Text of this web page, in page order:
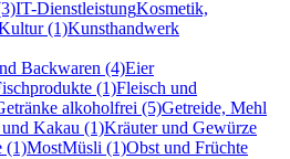
IT-DienstleistungKosmetik,
(1)Kunsthandwerk
Backwaren (4)Eier
(1)Fleisch und
alkoholfrei (5)Getreide, Mehl
Kakau (1)Kräuter und Gewürze
(1)MostMüsli (1)Obst und Früchte